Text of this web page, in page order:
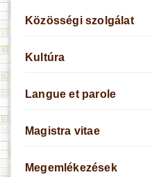
Közösségi szolgálat
Kultúra
Langue et parole
Magistra vitae
Megemlékezések